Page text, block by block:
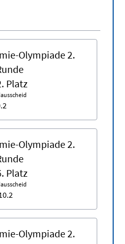
Olympiade 2.
Platz
Olympiade 2.
Platz
Olympiade 2.